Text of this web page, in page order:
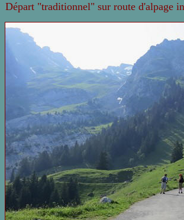
Départ "traditionnel" sur route d'alpage